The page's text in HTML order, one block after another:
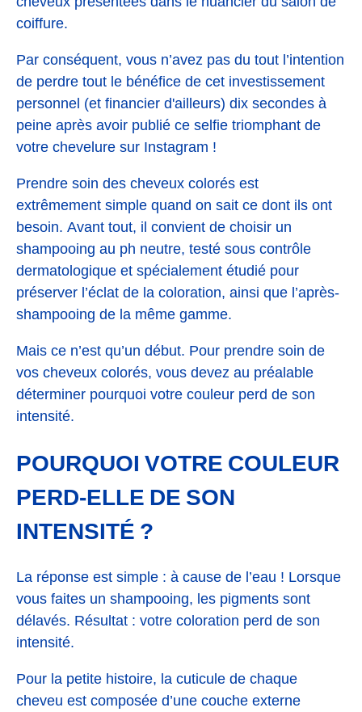
coiffure.
Par conséquent, vous n’avez pas du tout l’intention
de perdre tout le bénéfice de cet investissement
personnel (et financier d'ailleurs) dix secondes à
peine après avoir publié ce selfie triomphant de
votre chevelure sur Instagram !
Prendre soin des cheveux colorés est
extrêmement simple quand on sait ce dont ils ont
besoin. Avant tout, il convient de choisir un
shampooing au ph neutre, testé sous contrôle
dermatologique et spécialement étudié pour
préserver l’éclat de la coloration, ainsi que l’après-
shampooing de la même gamme.
Mais ce n’est qu’un début. Pour prendre soin de
vos cheveux colorés, vous devez au préalable
déterminer pourquoi votre couleur perd de son
intensité.
POURQUOI VOTRE COULEUR
PERD-ELLE DE SON
INTENSITÉ ?
La réponse est simple : à cause de l’eau ! Lorsque
vous faites un shampooing, les pigments sont
délavés. Résultat : votre coloration perd de son
intensité.
Pour la petite histoire, la cuticule de chaque
cheveu est composée d’une couche externe